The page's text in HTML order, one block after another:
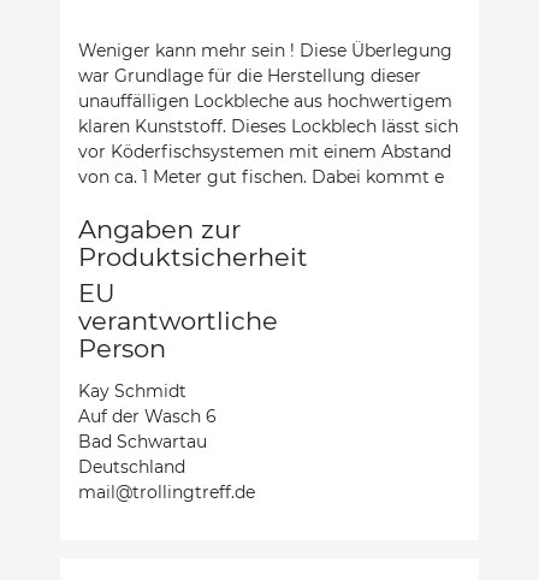
Weniger kann mehr sein ! Diese Überlegung
war Grundlage für die Herstellung dieser
unauffälligen Lockbleche aus hochwertigem
klaren Kunststoff. Dieses Lockblech lässt sich
vor Köderfischsystemen mit einem Abstand
von ca. 1 Meter gut fischen. Dabei kommt e
Angaben zur
Produktsicherheit
EU
verantwortliche
Person
Kay Schmidt
Auf der Wasch 6
Bad Schwartau
Deutschland
mail@trollingtreff.de